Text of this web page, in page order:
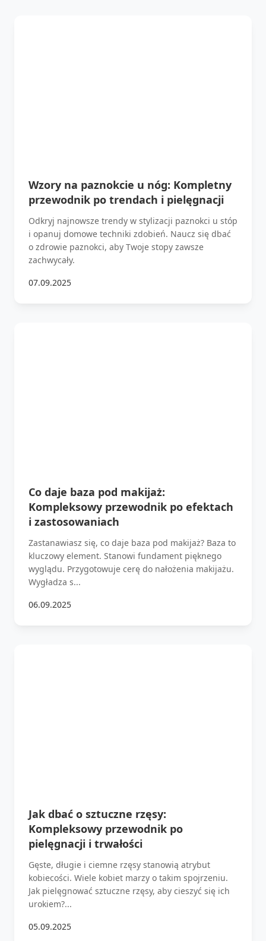
Wzory na paznokcie u nóg: Kompletny
przewodnik po trendach i pielęgnacji
Odkryj najnowsze trendy w stylizacji paznokci u stóp
i opanuj domowe techniki zdobień. Naucz się dbać
o zdrowie paznokci, aby Twoje stopy zawsze
zachwycały.
07.09.2025
Co daje baza pod makijaż:
Kompleksowy przewodnik po efektach
i zastosowaniach
Zastanawiasz się, co daje baza pod makijaż? Baza to
kluczowy element. Stanowi fundament pięknego
wyglądu. Przygotowuje cerę do nałożenia makijażu.
Wygładza s...
06.09.2025
Jak dbać o sztuczne rzęsy:
Kompleksowy przewodnik po
pielęgnacji i trwałości
Gęste, długie i ciemne rzęsy stanowią atrybut
kobiecości. Wiele kobiet marzy o takim spojrzeniu.
Jak pielęgnować sztuczne rzęsy, aby cieszyć się ich
urokiem?...
05.09.2025